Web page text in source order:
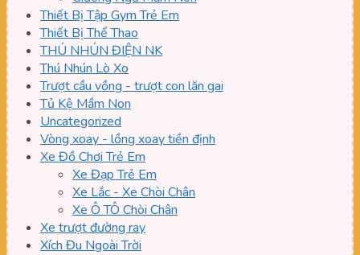
Thiết Bị Tập Gym Trẻ Em
Thiết Bị Thể Thao
THÚ NHÚN ĐIỆN NK
Thú Nhún Lò Xo
Trượt cầu vồng - trượt con lăn gai
Tủ Kệ Mầm Non
Uncategorized
Vòng xoay - lồng xoay tiền định
Xe Đồ Chơi Trẻ Em
Xe Đạp Trẻ Em
Xe Lắc - Xe Chòi Chân
Xe Ô TÔ Chòi Chân
Xe trượt đường ray
Xích Đu Ngoài Trời